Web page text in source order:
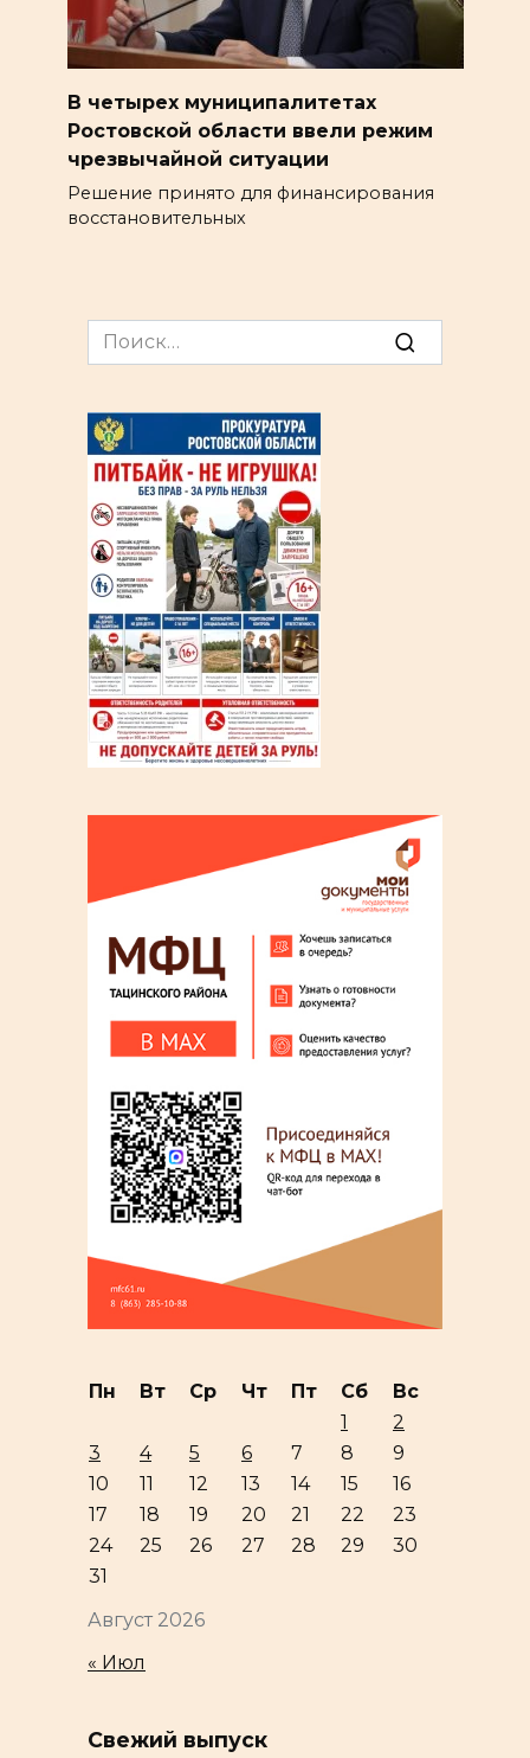
В четырех муниципалитетах
Ростовской области ввели режим
чрезвычайной ситуации
Решение принято для финансирования
восстановительных
Search
for:
Август 2026
Пн Вт Ср Чт Пт Сб
Вс
1
2
3
4 5 6 7 8
9
10
11 12 13 14 15
16
17
18 19 20 21 22
23
24
25 26 27 28 29
30
31
« Июл
Свежий выпуск